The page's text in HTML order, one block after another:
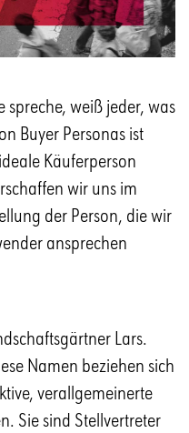
weiß jeder, was
Buyer Personas ist
Käuferperson
wir uns im
der Person, die wir
ansprechen
Lars.
Namen beziehen sich
verallgemeinerte
Sie sind Stellvertreter